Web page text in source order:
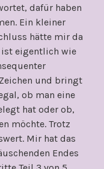
dafür haben
Ein kleiner
hätte mir da
eigentlich wie
und bringt
ob man eine
hat oder ob,
möchte. Trotz
Mir hat das
Endes